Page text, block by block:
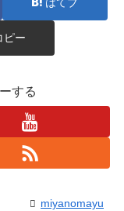
ピー
する
miyanomayu